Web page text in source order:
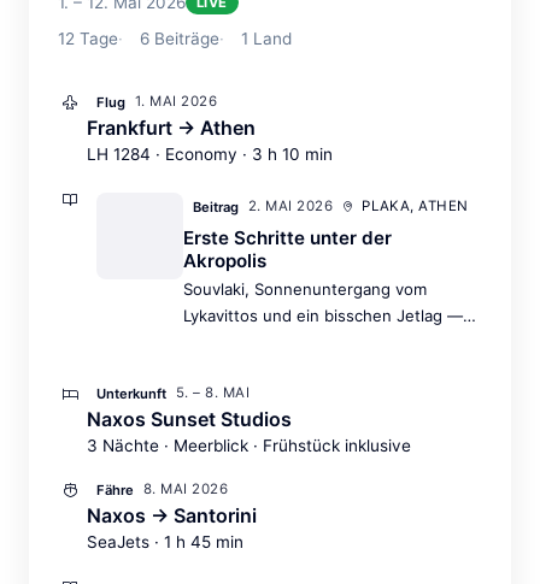
12 Tage 6 Beiträge 1 Land
Flug 1. MAI 2026
Frankfurt → Athen
LH 1284 · Economy · 3 h 10 min
Beitrag 2. MAI 2026 PLAKA, ATHEN
Erste Schritte unter der
Akropolis
Souvlaki, Sonnenuntergang vom
Lykavittos und ein bisschen Jetlag —
Unterkunft 5. – 8. MAI
Naxos Sunset Studios
3 Nächte · Meerblick · Frühstück inklusive
Fähre 8. MAI 2026
Naxos → Santorini
SeaJets · 1 h 45 min